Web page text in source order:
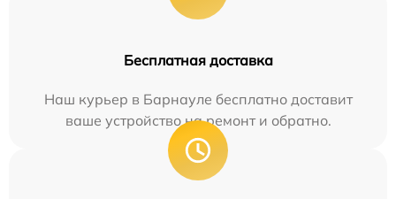
Бесплатная доставка
Наш курьер в Барнауле бесплатно доставит
ваше устройство на ремонт и обратно.